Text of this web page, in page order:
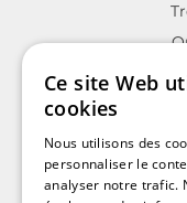
Ce site Web
cookies
Nous utilisons des
personnaliser le
analyser notre trafic.